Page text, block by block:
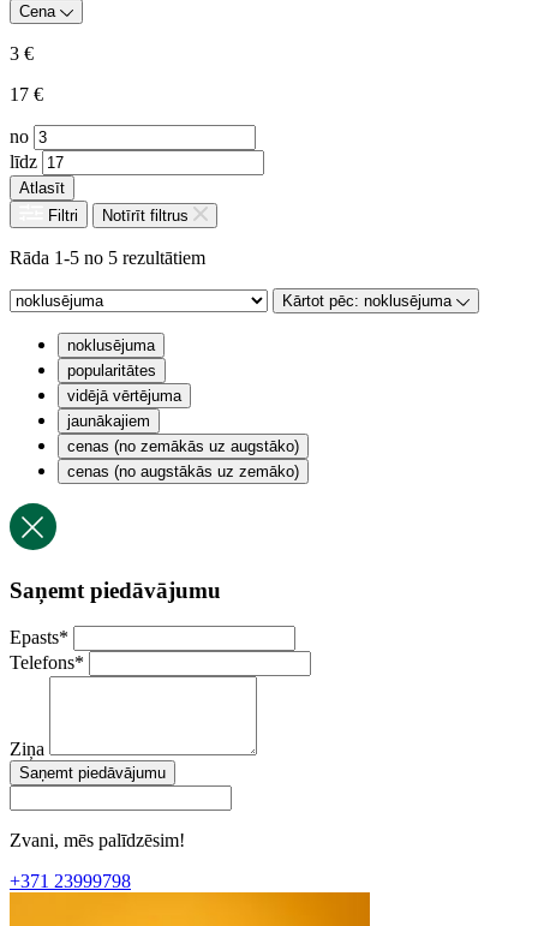
Cena
3 €
17 €
no
līdz
Atlasīt
Filtri
Notīrīt filtrus
Rāda 1-5 no 5 rezultātiem
Kārtot pēc: noklusējuma
noklusējuma
popularitātes
vidējā vērtējuma
jaunākajiem
cenas (no zemākās uz augstāko)
cenas (no augstākās uz zemāko)
Saņemt piedāvājumu
Epasts*
Telefons*
Ziņa
Saņemt piedāvājumu
Zvani, mēs palīdzēsim!
+371 23999798